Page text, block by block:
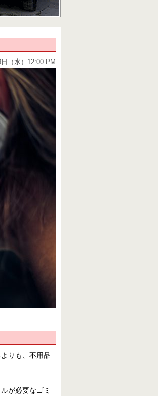
（水）12:00 PM
りも、不用品
が必要なゴミ